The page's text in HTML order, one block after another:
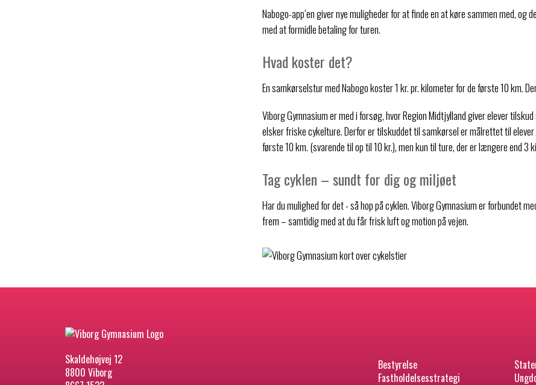
Nabogo-app’en giver nye muligheder for at finde en at køre sammen med,
med at formidle betaling for turen.
Hvad koster det?
En samkørselstur med Nabogo koster 1 kr. pr. kilometer for de første 10 km.
Viborg Gymnasium er med i forsøg, hvor Region Midtjylland giver elever
elsker friske cykelture. Derfor er tilskuddet til samkørsel er målrettet til
første 10 km. (svarende til op til 10 kr.), men kun til ture, der er længere end 3
Tag cyklen – sundt for dig og miljøet
Har du mulighed for det - så hop på cyklen. Viborg Gymnasium er forbundet
frem – samtidig med at du får frisk luft og motion på vejen.
Skaldehøjvej 12
8800 Viborg
Bestyrelse
Fastholdelsesstrategi